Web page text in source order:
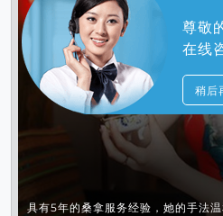
尊敬
在线
稍后
具有5年的桑拿服务经验，她的手法